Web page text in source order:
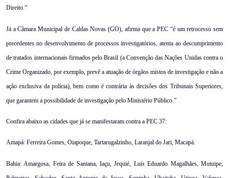
Direito.”
Já a Câmara Municipal de Caldas Novas (GO), afirma que a PEC “é um retrocesso sem
precedentes no desenvolvimento de processos investigatórios, atenta ao descumprimento
de tratados internacionais firmados pelo Brasil (a Convenção das Nações Unidas contra o
Crime Organizado, por exemplo, prevê a atuação de órgãos mistos de investigação e não a
ação exclusiva da polícia), bem como é contrária às decisões dos Tribunais Superiores,
que garantem a possibilidade de investigação pelo Ministério Público.”
Confira abaixo as cidades que já se manifestaram contra a PEC 37:
Amapá: Ferreira Gomes, Oiapoque, Tartarugalzinho, Laranjal do Jari, Macapá.
Bahia: Amargosa, Feira de Santana, Iaçu, Jequié, Luís Eduardo Magalhães, Mutuipe,